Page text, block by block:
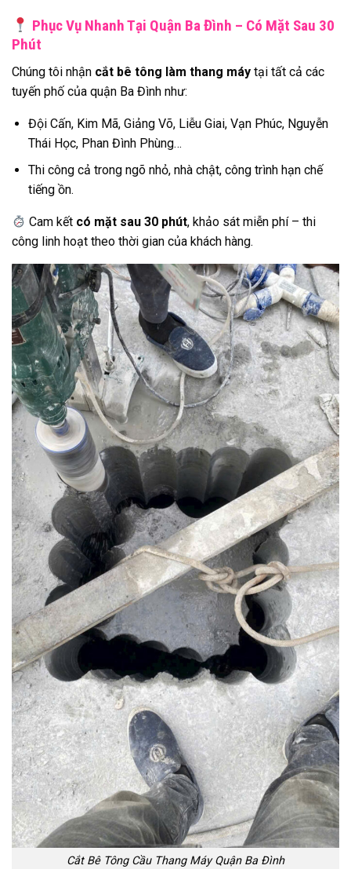
Phục Vụ Nhanh Tại Quận Ba Đình – Có Mặt Sau 30
Phút
Chúng tôi nhận cắt bê tông làm thang máy tại tất cả các
tuyến phố của quận Ba Đình như:
Đội Cấn, Kim Mã, Giảng Võ, Liễu Giai, Vạn Phúc, Nguyễn
Thái Học, Phan Đình Phùng…
Thi công cả trong ngõ nhỏ, nhà chật, công trình hạn chế
tiếng ồn.
Cam kết có mặt sau 30 phút, khảo sát miễn phí – thi
công linh hoạt theo thời gian của khách hàng.
Cắt Bê Tông Cầu Thang Máy Quận Ba Đình